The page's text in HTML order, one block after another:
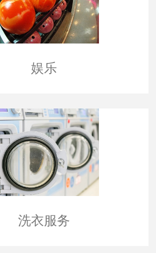
娱乐
娱乐
洗衣服务
洗衣服务